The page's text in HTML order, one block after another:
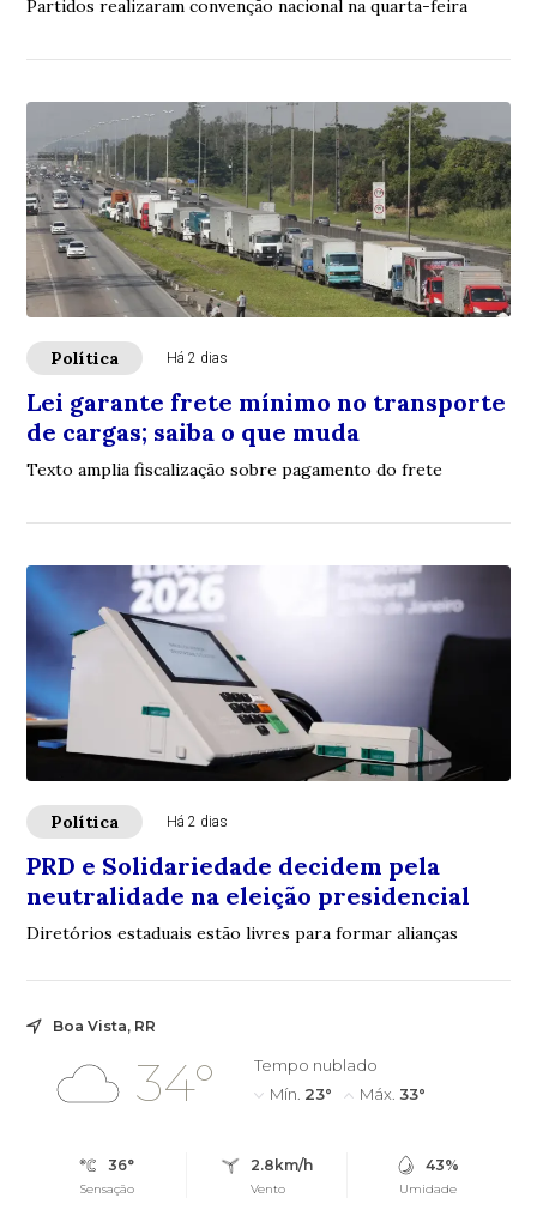
Partidos realizaram convenção nacional na quarta-feira
Política Há 2 dias
Lei garante frete mínimo no transporte
de cargas; saiba o que muda
Texto amplia fiscalização sobre pagamento do frete
Política Há 2 dias
PRD e Solidariedade decidem pela
neutralidade na eleição presidencial
Diretórios estaduais estão livres para formar alianças
Boa Vista, RR
34°
Tempo nublado
Mín. 23° Máx. 33°
36°
Sensação
2.8km/h
Vento
43%
Umidade